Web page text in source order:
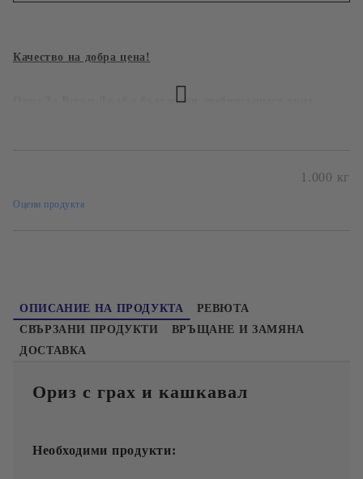
Качество на добра цена!
Ориз За Всеки Джоб е български дребнозърнест ориз
до офис
Ние ще се свържем с вас в рамките на работния ден.
1.000 кг
Оцени продукта
ОПИСАНИЕ НА ПРОДУКТА
РЕВЮТА
СВЪРЗАНИ ПРОДУКТИ
ВРЪЩАНЕ И ЗАМЯНА
ДОСТАВКА
Ориз с грах и кашкавал
Необходими продукти: